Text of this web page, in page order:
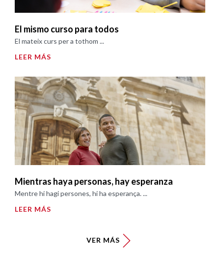
El mismo curso para todos
El mateix curs per a tothom ...
LEER MÁS
Mientras haya personas, hay esperanza
Mentre hi hagi persones, hi ha esperança. ...
LEER MÁS
VER MÁS